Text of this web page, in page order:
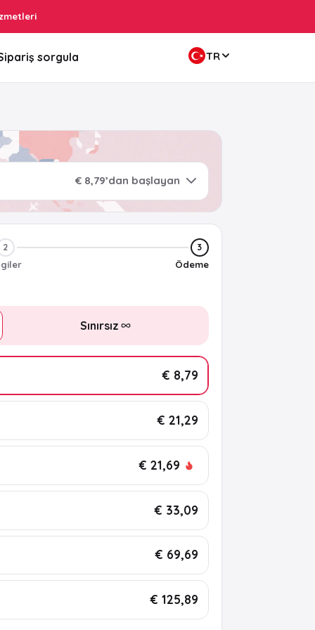
sorgula TR
€ 8,79’dan başlayan
2 3
Ödeme
Sınırsız
€ 8,79
€ 21,29
€ 21,69
€ 33,09
€ 69,69
€ 125,89